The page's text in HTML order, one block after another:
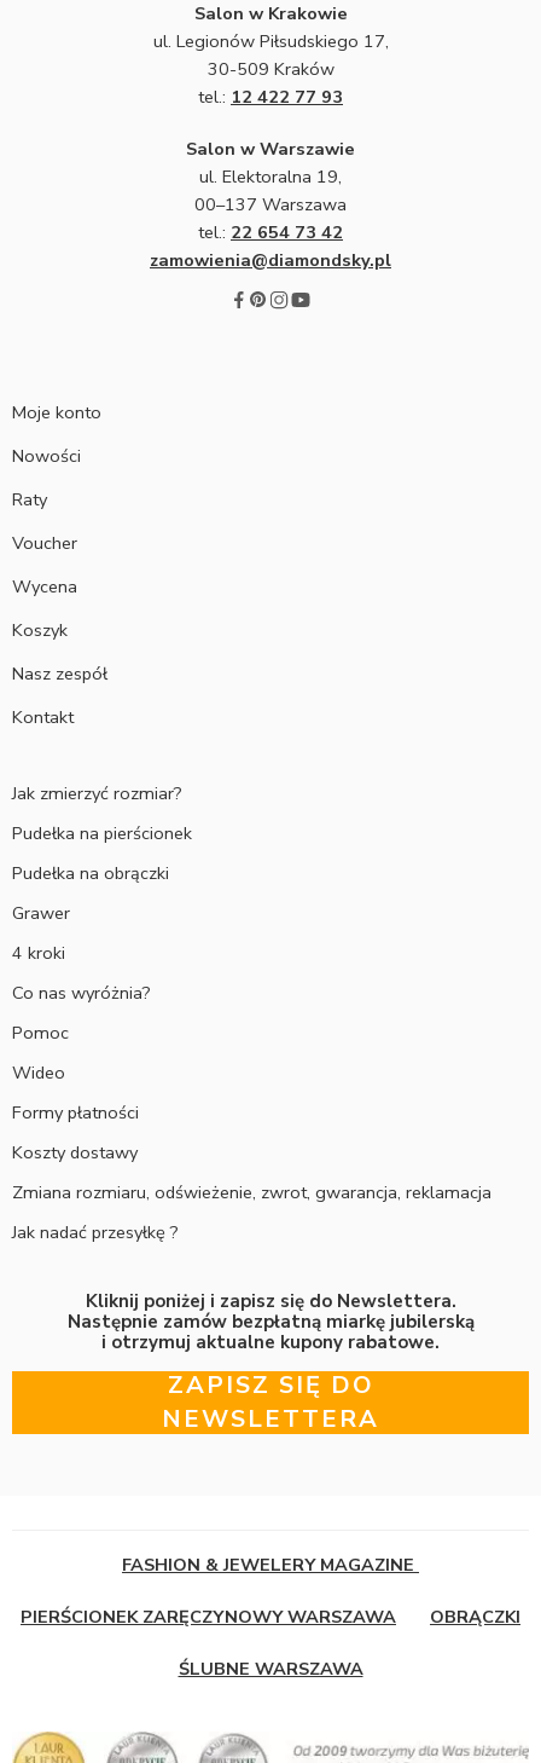
Salon w Krakowie
ul. Legionów Piłsudskiego 17,
30-509 Kraków
tel.: 12 422 77 93
Salon w Warszawie
ul. Elektoralna 19,
00–137 Warszawa
tel.: 22 654 73 42
zamowienia@diamondsky.pl
Moje konto
Nowości
Raty
Voucher
Wycena
Koszyk
Nasz zespół
Kontakt
Jak zmierzyć rozmiar?
Pudełka na pierścionek
Pudełka na obrączki
Grawer
4 kroki
Co nas wyróżnia?
Pomoc
Wideo
Formy płatności
Koszty dostawy
Zmiana rozmiaru, odświeżenie, zwrot, gwarancja, reklamacja
Jak nadać przesyłkę ?
Kliknij poniżej i zapisz się do Newslettera.
Następnie zamów bezpłatną miarkę jubilerską
i otrzymuj aktualne kupony rabatowe.
ZAPISZ SIĘ DO
NEWSLETTERA
FASHION & JEWELERY MAGAZINE
PIERŚCIONEK ZARĘCZYNOWY WARSZAWA OBRĄCZKI
ŚLUBNE WARSZAWA